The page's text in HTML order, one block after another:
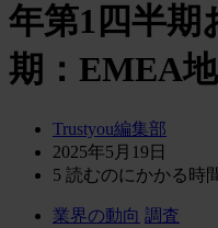
年第1四半期
期：EMEA
Trustyou編集部
2025年5月19日
5 読むのにかかる時
業界の動向 調査